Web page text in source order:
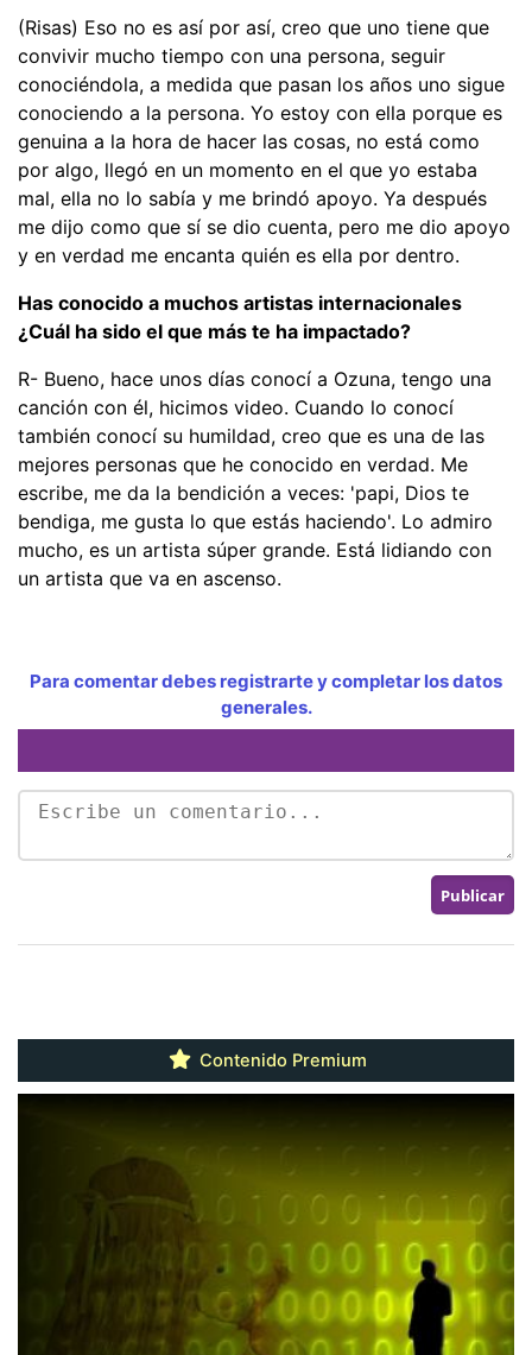
(Risas) Eso no es así por así, creo que uno tiene que
convivir mucho tiempo con una persona, seguir
conociéndola, a medida que pasan los años uno sigue
conociendo a la persona. Yo estoy con ella porque es
genuina a la hora de hacer las cosas, no está como
por algo, llegó en un momento en el que yo estaba
mal, ella no lo sabía y me brindó apoyo. Ya después
me dijo como que sí se dio cuenta, pero me dio apoyo
y en verdad me encanta quién es ella por dentro.
Has conocido a muchos artistas internacionales
¿Cuál ha sido el que más te ha impactado?
R- Bueno, hace unos días conocí a Ozuna, tengo una
canción con él, hicimos video. Cuando lo conocí
también conocí su humildad, creo que es una de las
mejores personas que he conocido en verdad. Me
escribe, me da la bendición a veces: 'papi, Dios te
bendiga, me gusta lo que estás haciendo'. Lo admiro
mucho, es un artista súper grande. Está lidiando con
un artista que va en ascenso.
Para comentar debes registrarte y completar los datos
generales.
Contenido Premium